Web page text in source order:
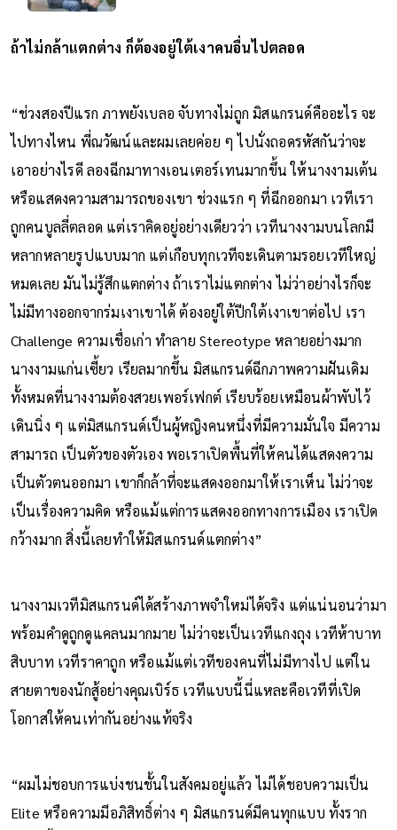
ถ้าไม่กล้าแตกต่าง ก็ต้องอยู่ใต้เงาคนอื่นไปตลอด
“ช่วงสองปีแรก ภาพยังเบลอ จับทางไม่ถูก มิสแกรนด์คืออะไร จะ
ไปทางไหน พี่ณวัฒน์และผมเลยค่อย ๆ ไปนั่งถอดรหัสกันว่าจะ
เอาอย่างไรดี ลองฉีกมาทางเอนเตอร์เทนมากขึ้น ให้นางงามเต้น
หรือแสดงความสามารถของเขา ช่วงแรก ๆ ที่ฉีกออกมา เวทีเรา
ถูกคนบูลลี่ตลอด แต่เราคิดอยู่อย่างเดียวว่า เวทีนางงามบนโลกมี
หลากหลายรูปแบบมาก แต่เกือบทุกเวทีจะเดินตามรอยเวทีใหญ่
หมดเลย มันไม่รู้สึกแตกต่าง ถ้าเราไม่แตกต่าง ไม่ว่าอย่างไรก็จะ
ไม่มีทางออกจากร่มเงาเขาได้ ต้องอยู่ใต้ปีกใต้เงาเขาต่อไป เรา
Challenge ความเชื่อเก่า ทำลาย Stereotype หลายอย่างมาก
นางงามแก่นเซี้ยว เรียลมากขึ้น มิสแกรนด์ฉีกภาพความฝันเดิม
ทั้งหมดที่นางงามต้องสวยเพอร์เฟกต์ เรียบร้อยเหมือนผ้าพับไว้
เดินนิ่ง ๆ แต่มิสแกรนด์เป็นผู้หญิงคนหนึ่งที่มีความมั่นใจ มีความ
สามารถ เป็นตัวของตัวเอง พอเราเปิดพื้นที่ให้คนได้แสดงความ
เป็นตัวตนออกมา เขาก็กล้าที่จะแสดงออกมาให้เราเห็น ไม่ว่าจะ
เป็นเรื่องความคิด หรือแม้แต่การแสดงออกทางการเมือง เราเปิด
กว้างมาก สิ่งนี้เลยทำให้มิสแกรนด์แตกต่าง”
นางงามเวทีมิสแกรนด์ได้สร้างภาพจำใหม่ได้จริง แต่แน่นอนว่ามา
พร้อมคำดูถูกดูแคลนมากมาย ไม่ว่าจะเป็นเวทีแกงถุง เวทีห้าบาท
สิบบาท เวทีราคาถูก หรือแม้แต่เวทีของคนที่ไม่มีทางไป แต่ใน
สายตาของนักสู้อย่างคุณเบิร์ธ เวทีแบบนี้นี่แหละคือเวทีที่เปิด
โอกาสให้คนเท่ากันอย่างแท้จริง
“ผมไม่ชอบการแบ่งชนชั้นในสังคมอยู่แล้ว ไม่ได้ชอบความเป็น
Elite หรือความมีอภิสิทธิ์ต่าง ๆ มิสแกรนด์มีคนทุกแบบ ทั้งราก